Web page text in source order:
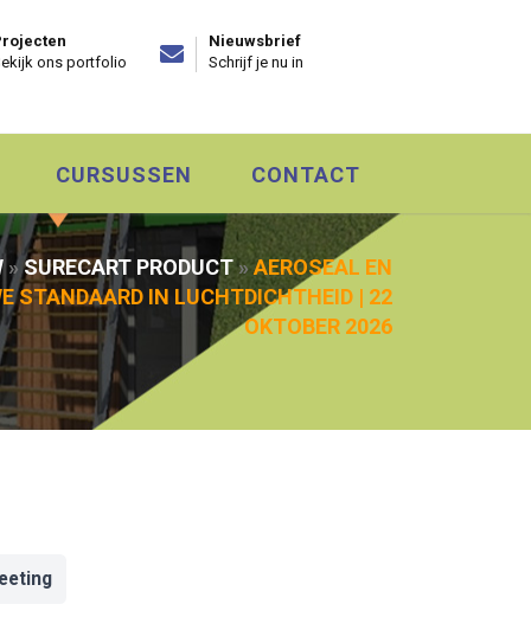
ons portfolio
Nieuwsbrief
Schrijf je nu in
CURSUSSEN CONTACT
»SURECART PRODUCT»AEROSEAL EN
STANDAARD IN LUCHTDICHTHEID | 22
OKTOBER 2026